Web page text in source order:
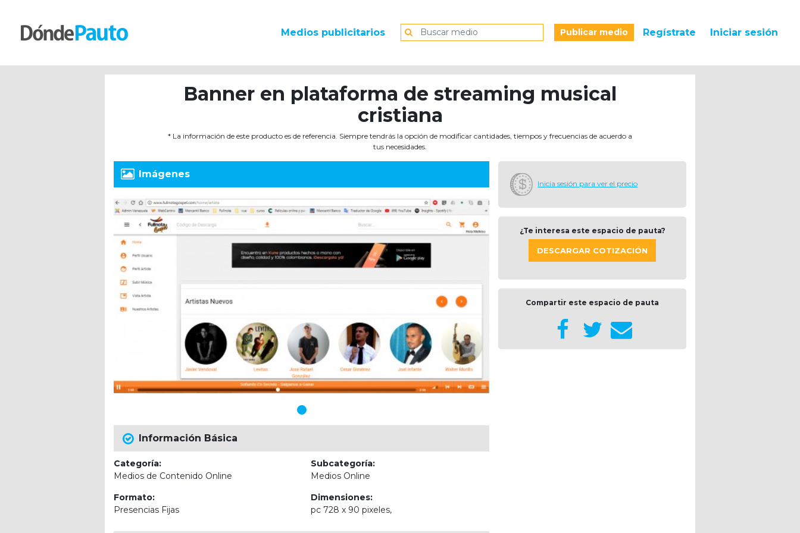
Medios publicitarios Publicar medio Regístrate Iniciar sesión
Banner en plataforma de streaming musical
cristiana
* La información de este producto es de referencia. Siempre tendrás la opción de modificar cantidades, tiempos y frecuencias de acuerdo a
tus necesidades.
Imágenes
Información Básica
Categoría:
Medios de Contenido Online
Subcategoría:
Medios Online
Formato:
Presencias Fijas
Dimensiones:
pc 728 x 90 pixeles,
Inicia sesión para ver el precio
¿Te interesa este espacio de pauta?
DESCARGAR COTIZACIÓN
Compartir este espacio de pauta